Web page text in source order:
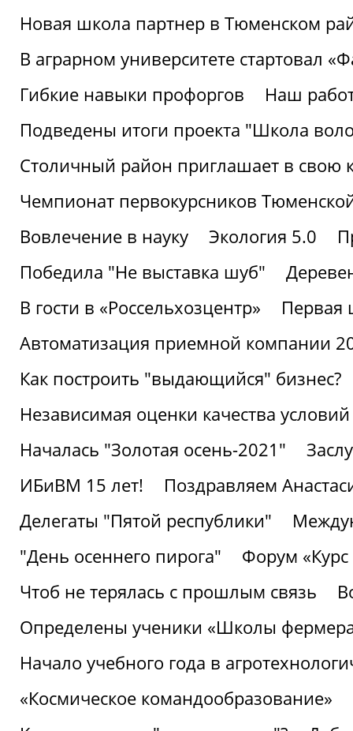
Новая школа партнер в Тюменском
В аграрном университете стартовал
Гибкие навыки профоргов
Наш
Подведены итоги проекта "Школа
Столичный район приглашает в свою
Чемпионат первокурсников
Вовлечение в науку
Экология 5.0
Победила "Не выставка шуб"
В гости в «Россельхозцентр»
Первая
Автоматизация приемной компании
Как построить "выдающийся" бизнес?
Независимая оценки качества
Началась "Золотая осень-2021"
ИБиВМ 15 лет!
Поздравляем
Делегаты "Пятой республики"
"День осеннего пирога"
Форум «Курс
Чтоб не терялась с прошлым связь
Определены ученики «Школы
Начало учебного года в
«Космическое командообразование»